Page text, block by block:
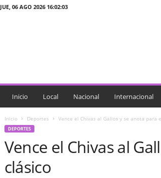
JUE, 06 AGO 2026 16:02:03
Inicio Local Nacional Internacional
Inicio Deportes Vence el Chivas al Gallos y se anota para
DEPORTES
Vence el Chivas al
clásico